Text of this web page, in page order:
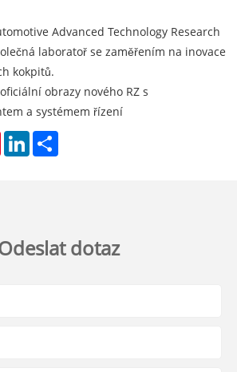
Advanced Technology Research
laboratoř se zaměřením na inovace
kokpitů.
obrazy nového RZ s
a systémem řízení
PinterestLinkedIn
dotaz